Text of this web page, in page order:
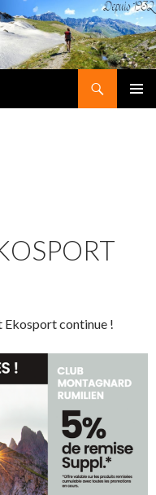
Ekosport continue !